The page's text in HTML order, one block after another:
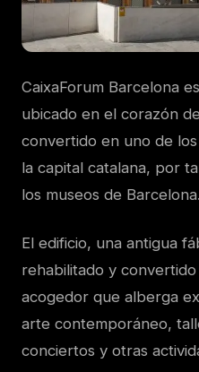
CaixaForum Barcelona
ubicado en el corazón
convertido en uno de
la capital catalana, por
los museos de Barcelona.
El edificio, una antigua
rehabilitado y
acogedor que alberga
arte contemporáneo,
conciertos y otras